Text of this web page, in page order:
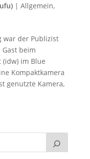
| Allgemein,
war der Publizist
Gast beim
im Blue
Kompaktkamera
genutzte Kamera,